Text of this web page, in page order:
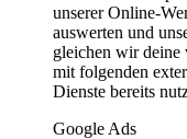
unserer Online-
auswerten und
gleichen wir deine
mit folgenden
Dienste bereits
Google Ads